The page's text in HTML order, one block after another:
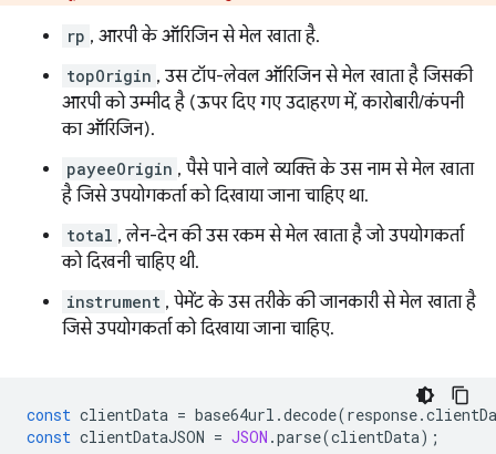
rp , आरपी के ऑरिजिन से मेल खाता है.
topOrigin , उस टॉप-लेवल ऑरिजिन से मेल खाता है जिसकी
आरपी को उम्मीद है (ऊपर दिए गए उदाहरण में, कारोबारी/कंपनी
का ऑरिजिन).
payeeOrigin , पैसे पाने वाले व्यक्ति के उस नाम से मेल खाता
है जिसे उपयोगकर्ता को दिखाया जाना चाहिए था.
total , लेन-देन की उस रकम से मेल खाता है जो उपयोगकर्ता
को दिखनी चाहिए थी.
instrument , पेमेंट के उस तरीके की जानकारी से मेल खाता है
जिसे उपयोगकर्ता को दिखाया जाना चाहिए.
const clientData = base64url .decode(response.
const clientDataJSON = JSON .parse(clientData);